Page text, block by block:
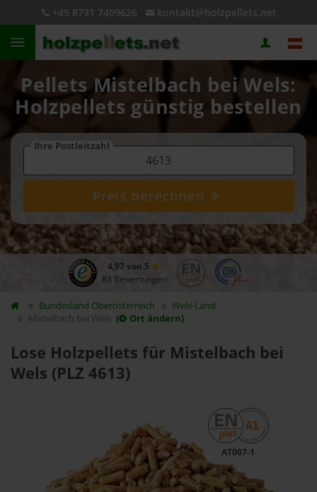
+49 8731 7409626 kontakt@holzpellets.net
Pellets Mistelbach bei Wels:
Holzpellets günstig bestellen
Ihre Postleitzahl
Preis berechnen
4,97 von 5
83 Bewertungen
Bundesland Oberösterreich
Wels-Land
Mistelbach bei Wels ( Ort ändern)
Lose Holzpellets für Mistelbach bei
Wels (PLZ 4613)
AT007-1